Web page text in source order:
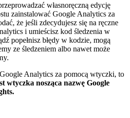
własnoręczną edycję
zainstalować Google Analytics za
że jeśli zdecydujesz się na ręczne
i umieścisz kod śledzenia w
popełnisz błędy w kodzie, mogą
ze śledzeniem albo nawet może
Analytics za pomocą wtyczki, to
wtyczka nosząca nazwę Google